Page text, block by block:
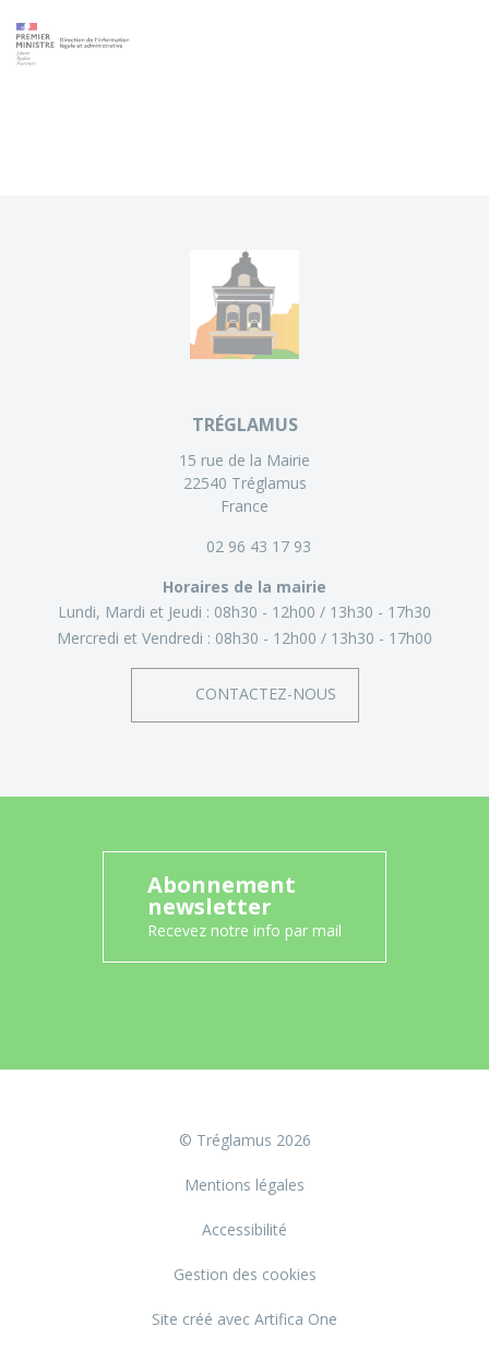
TRÉGLAMUS
15 rue de la Mairie
22540 Tréglamus
France
02 96 43 17 93
Horaires de la mairie
Lundi, Mardi et Jeudi : 08h30 - 12h00
13h30 - 17h30
Mercredi et Vendredi : 08h30 - 12h00 13h30 - 17h00
CONTACTEZ-NOUS
Abonnement
newsletter
Recevez notre info par mail
© Tréglamus 2026
Mentions légales
Accessibilité
Gestion des cookies
Site créé avec Artifica One